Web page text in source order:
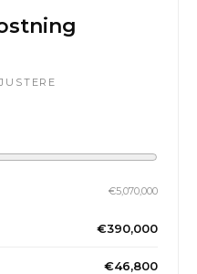
€5,070,000
€390,000
€46,800